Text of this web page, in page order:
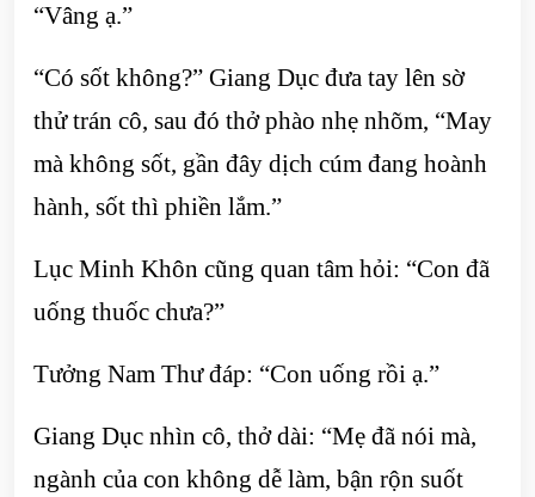
“Vâng ạ.”
“Có sốt không?” Giang Dục đưa tay lên sờ
thử trán cô, sau đó thở phào nhẹ nhõm, “May
mà không sốt, gần đây dịch cúm đang hoành
hành, sốt thì phiền lắm.”
Lục Minh Khôn cũng quan tâm hỏi: “Con đã
uống thuốc chưa?”
Tưởng Nam Thư đáp: “Con uống rồi ạ.”
Giang Dục nhìn cô, thở dài: “Mẹ đã nói mà,
ngành của con không dễ làm, bận rộn suốt